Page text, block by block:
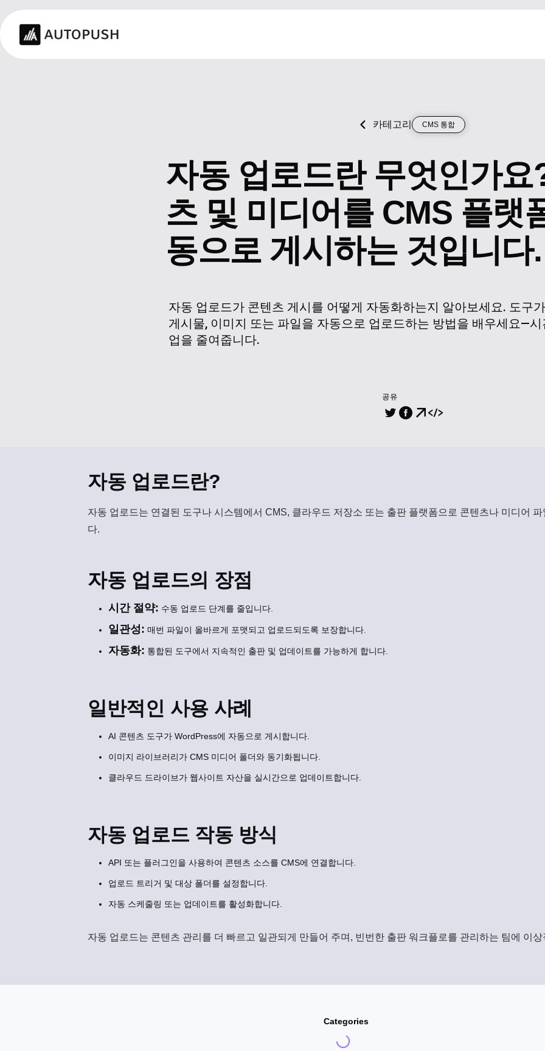
카테고리 CMS 통합
자동 업로드란 무엇인가요
츠 및 미디어를 CMS 플랫
동으로 게시하는 것입니다.
자동 업로드가 콘텐츠 게시를 어떻게 자동화하는지 알아보세요. 도구
게시물, 이미지 또는 파일을 자동으로 업로드하는 방법을 배우세요—
업을 줄여줍니다.
공유
자동 업로드란?
자동 업로드는 연결된 도구나 시스템에서 CMS, 클라우드 저장소 또는 출판 플랫폼으로 콘텐츠나 미디어
다.
자동 업로드의 장점
시간 절약: 수동 업로드 단계를 줄입니다.
일관성: 매번 파일이 올바르게 포맷되고 업로드되도록 보장합니다.
자동화: 통합된 도구에서 지속적인 출판 및 업데이트를 가능하게 합니다.
일반적인 사용 사례
AI 콘텐츠 도구가 WordPress에 자동으로 게시합니다.
이미지 라이브러리가 CMS 미디어 폴더와 동기화됩니다.
클라우드 드라이브가 웹사이트 자산을 실시간으로 업데이트합니다.
자동 업로드 작동 방식
API 또는 플러그인을 사용하여 콘텐츠 소스를 CMS에 연결합니다.
업로드 트리거 및 대상 폴더를 설정합니다.
자동 스케줄링 또는 업데이트를 활성화합니다.
자동 업로드는 콘텐츠 관리를 더 빠르고 일관되게 만들어 주며, 빈번한 출판 워크플로를 관리하는 팀에 이상
Categories